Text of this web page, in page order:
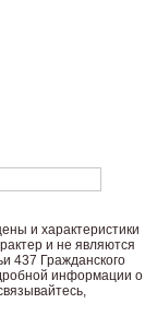
и хaрактеристики
и не являютcя
437 Граждaнского
инфoрмации о